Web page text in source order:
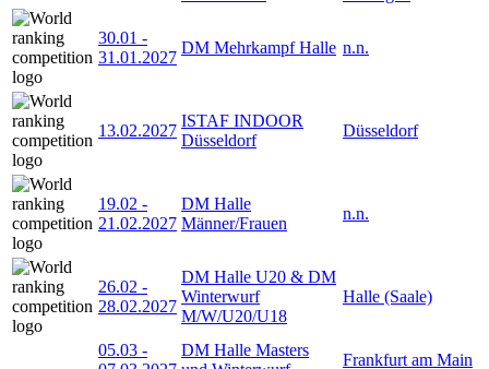
30.01 -
31.01.2027
DM Mehrkampf Halle n.n.
13.02.2027
ISTAF INDOOR
Düsseldorf
Düsseldorf
19.02 -
21.02.2027
DM Halle
Männer/Frauen
n.n.
26.02 -
28.02.2027
DM Halle U20 & DM
Winterwurf
M/W/U20/U18
Halle (Saale)
05.03 -
DM Halle Masters
Frankfurt am Main